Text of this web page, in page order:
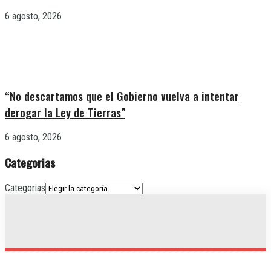
6 agosto, 2026
“No descartamos que el Gobierno vuelva a intentar
derogar la Ley de Tierras”
6 agosto, 2026
Categorias
Categorias